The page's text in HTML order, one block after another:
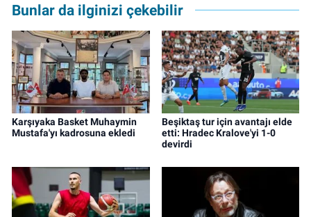
Bunlar da ilginizi çekebilir
Karşıyaka Basket Muhaymin
Mustafa'yı kadrosuna ekledi
Beşiktaş tur için avantajı elde
etti: Hradec Kralove'yi 1-0
devirdi